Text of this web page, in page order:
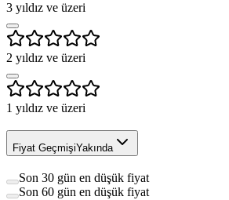
3 yıldız ve üzeri
2 yıldız ve üzeri
1 yıldız ve üzeri
Fiyat GeçmişiYakında
Son 30 gün en düşük fiyat
Son 60 gün en düşük fiyat